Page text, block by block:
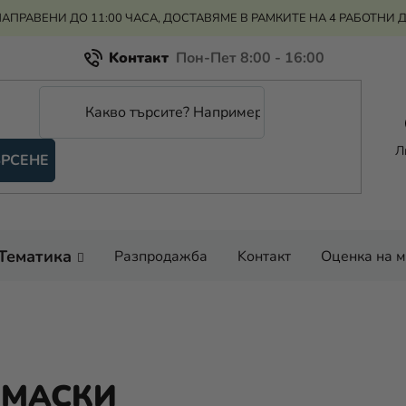
ДО 11:00 ЧАСА, ДОСТАВЯМЕ В РАМКИТЕ НА 4 РАБОТНИ
Kонтакт
Рекламация и връщане на парите
Разпродажба Kонтакт Оценка на